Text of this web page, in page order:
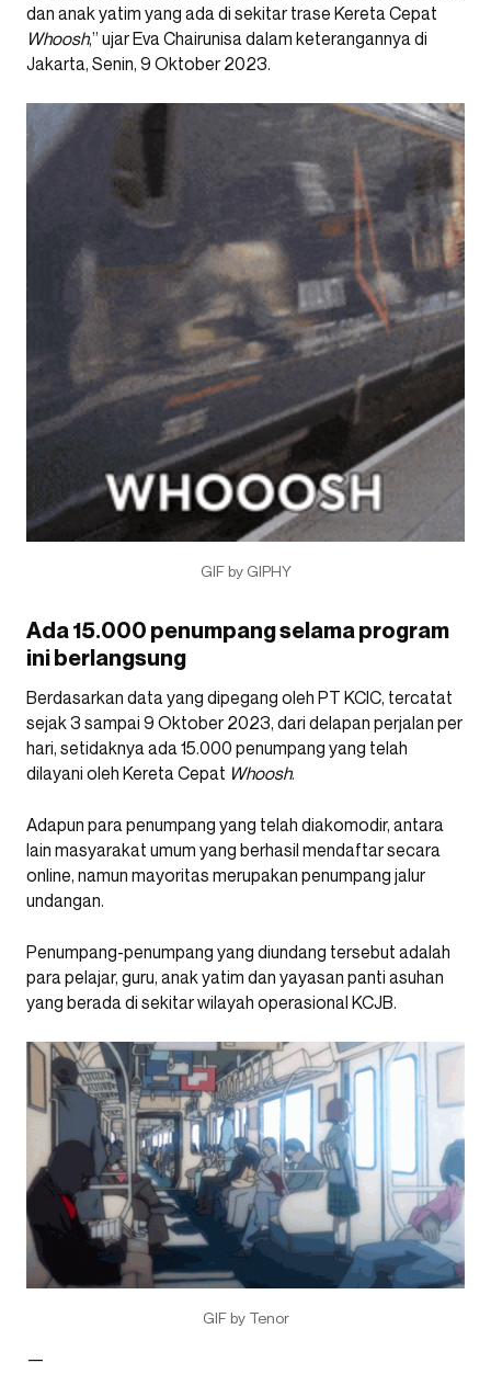
dan anak yatim yang ada di sekitar trase Kereta Cepat
Whoosh,” ujar Eva Chairunisa dalam keterangannya di
Jakarta, Senin, 9 Oktober 2023.
GIF by GIPHY
Ada 15.000 penumpang selama program
ini berlangsung
Berdasarkan data yang dipegang oleh PT KCIC, tercatat
sejak 3 sampai 9 Oktober 2023, dari delapan perjalan per
hari, setidaknya ada 15.000 penumpang yang telah
dilayani oleh Kereta Cepat Whoosh.
Adapun para penumpang yang telah diakomodir, antara
lain masyarakat umum yang berhasil mendaftar secara
online, namun mayoritas merupakan penumpang jalur
undangan.
Penumpang-penumpang yang diundang tersebut adalah
para pelajar, guru, anak yatim dan yayasan panti asuhan
yang berada di sekitar wilayah operasional KCJB.
GIF by Tenor
—